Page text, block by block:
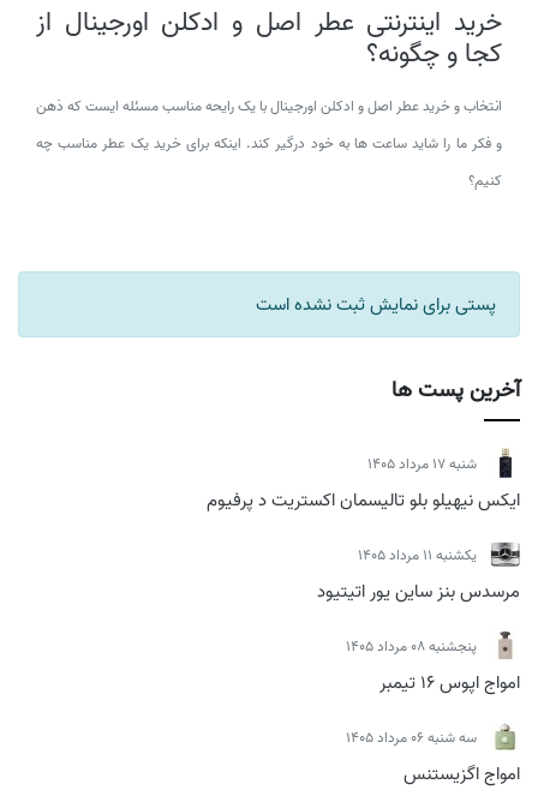
آخرین پست ها
شنبه 17 مرداد 1405
ایکس نیهیلو بلو تالیسمان اکستریت د پرفیوم
يكشنبه 11 مرداد 1405
مرسدس بنز ساین یور اتیتیود
پنجشنبه 08 مرداد 1405
امواج اپوس 16 تیمبر
سه شنبه 06 مرداد 1405
امواج اگزیستنس
خرید اینترنتی عطر اصل و ادکلن اورجینال از
کجا و چگونه؟
انتخاب و خرید عطر اصل و ادکلن اورجینال با یک رایحه مناسب مسئله ایست که ذهن
و فکر ما را شاید ساعت ها به خود درگیر کند. اینکه برای خرید یک عطر مناسب چه
کنیم؟
پستی برای نمایش ثبت نشده است